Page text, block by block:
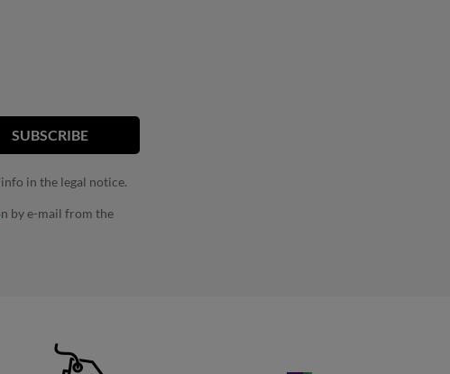
in the legal notice.
by e-mail from the